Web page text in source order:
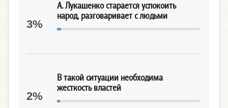
А. Лукашенко старается успокоить
народ, разговаривает с людьми
3%
В такой ситуации необходима
жесткость властей
2%